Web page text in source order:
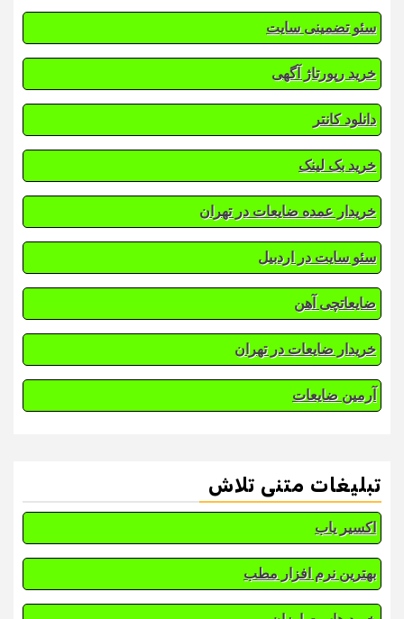
سئو تضمینی سایت
خرید رپورتاژ آگهی
دانلود کانتر
خرید بک لینک
خریدار عمده ضایعات در تهران
سئو سایت در اردبیل
ضایعاتچی آهن
خریدار ضایعات در تهران
آرمین ضایعات
تبلیغات متنی تلاش
اکسیر یاب
بهترین نرم افزار مطب